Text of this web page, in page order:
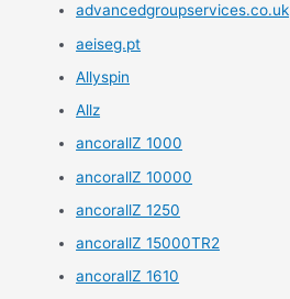
advancedgroupservices.co.uk
aeiseg.pt
Allyspin
Allz
ancorallZ 1000
ancorallZ 10000
ancorallZ 1250
ancorallZ 15000TR2
ancorallZ 1610